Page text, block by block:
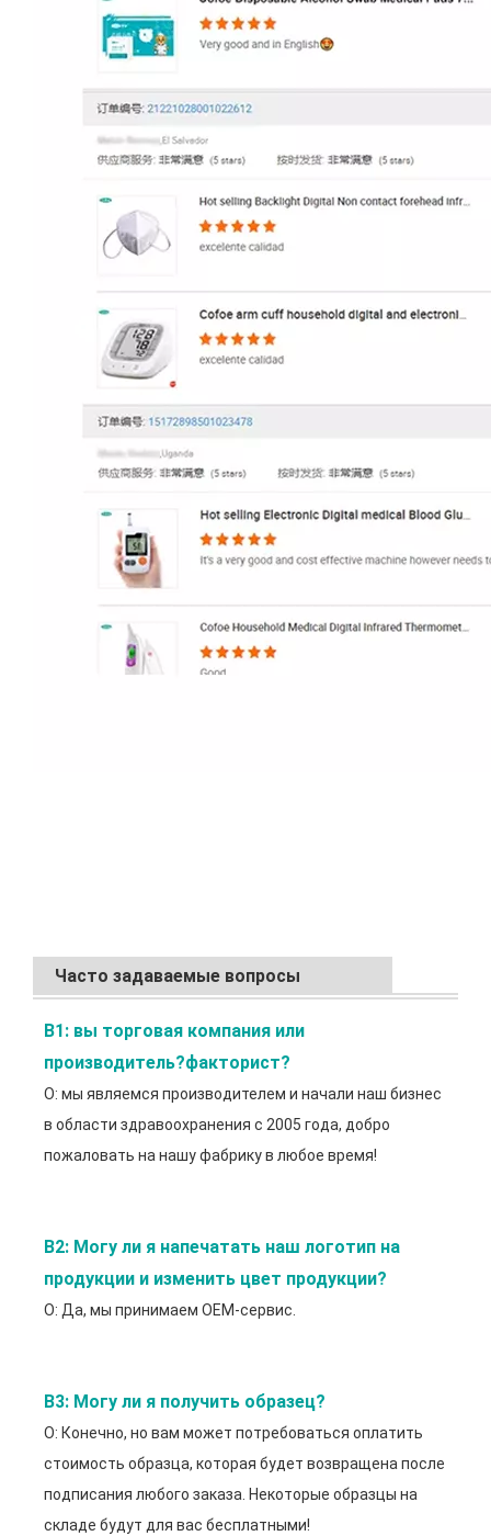
Часто задаваемые вопросы
В1: вы торговая компания или
производитель?факторист?
О: мы являемся производителем и начали наш бизнес
в области здравоохранения с 2005 года, добро
пожаловать на нашу фабрику в любое время!
В2: Могу ли я напечатать наш логотип на
продукции и изменить цвет продукции?
О: Да, мы принимаем OEM-сервис.
В3: Могу ли я получить образец?
О: Конечно, но вам может потребоваться оплатить
стоимость образца, которая будет возвращена после
подписания любого заказа. Некоторые образцы на
складе будут для вас бесплатными!